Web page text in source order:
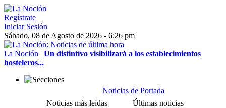
Regístrate
Iniciar Sesión
Sábado, 08 de Agosto de 2026 - 6:26 pm
La Noción | Un distintivo visibilizará a los establecimientos
hosteleros...
Noticias de Portada
Noticias más leídas
Últimas noticias